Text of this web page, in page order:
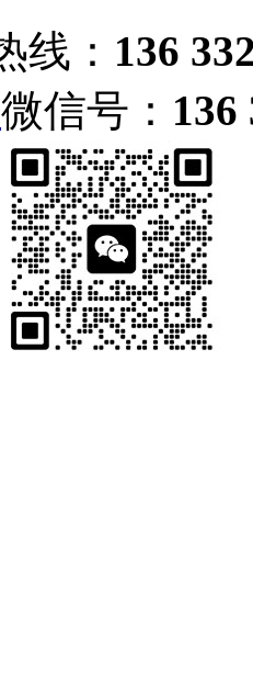
线： 136
微信号： 136